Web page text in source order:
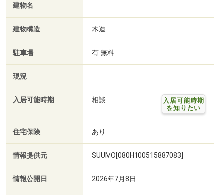
建物名
建物構造 木造
駐車場 有 無料
現況
入居可能時期 相談
入居可能時期
を知りたい
住宅保険 あり
情報提供元 SUUMO[080H100515887083]
情報公開日 2026年7月8日